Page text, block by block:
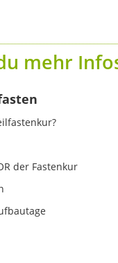
mehr
der Fastenkur